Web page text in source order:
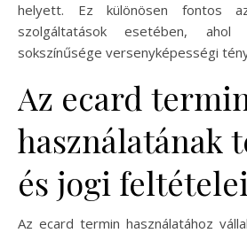
helyett. Ez különösen fontos
szolgáltatások esetében,
sokszínűsége versenyképességi
Az ecard
használatának
és jogi feltételei
Az ecard termin használatához